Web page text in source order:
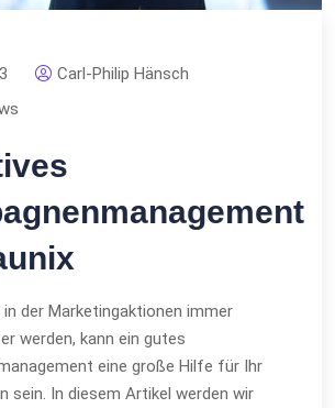
Carl-Philip Hänsch
in der Marketingaktionen immer
werden, kann ein gutes
eine große Hilfe für Ihr
sein. In diesem Artikel werden wir